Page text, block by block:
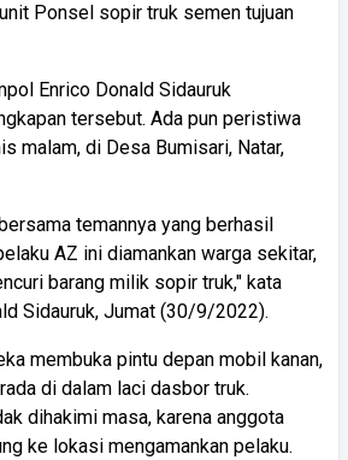
Ponsel sopir truk semen tujuan
Enrico Donald Sidauruk
tersebut. Ada pun peristiwa
malam, di Desa Bumisari, Natar,
temannya yang berhasil
AZ ini diamankan warga sekitar,
barang milik sopir truk," kata
Sidauruk, Jumat (30/9/2022).
membuka pintu depan mobil kanan,
di dalam laci dasbor truk.
dihakimi masa, karena anggota
ke lokasi mengamankan pelaku.